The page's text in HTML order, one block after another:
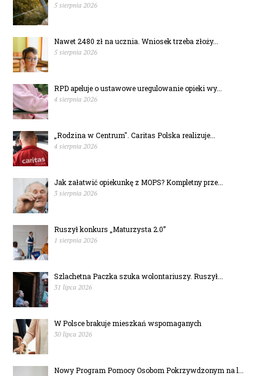
5 sierpnia 2026
Nawet 2480 zł na ucznia. Wniosek trzeba złoży...
5 sierpnia 2026
RPD apeluje o ustawowe uregulowanie opieki wy...
4 sierpnia 2026
„Rodzina w Centrum". Caritas Polska realizuje...
4 sierpnia 2026
Jak załatwić opiekunkę z MOPS? Kompletny prze...
3 sierpnia 2026
Ruszył konkurs „Maturzysta 2.0”
1 sierpnia 2026
Szlachetna Paczka szuka wolontariuszy. Ruszył...
31 lipca 2026
W Polsce brakuje mieszkań wspomaganych
30 lipca 2026
Nowy Program Pomocy Osobom Pokrzywdzonym na l...